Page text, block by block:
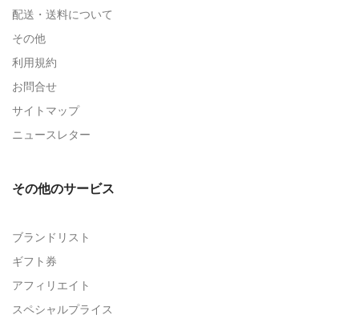
配送・送料について
その他
利用規約
お問合せ
サイトマップ
ニュースレター
その他のサービス
ブランドリスト
ギフト券
アフィリエイト
スペシャルプライス